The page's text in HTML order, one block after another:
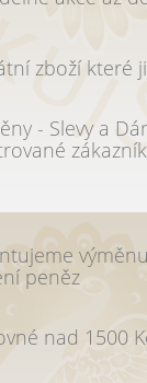
zboží které
- Slevy a
peněz
nad 1500